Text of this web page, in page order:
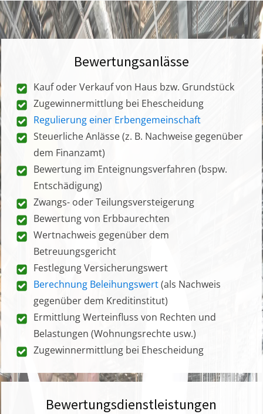
Bewertungsanlässe
Kauf oder Verkauf von Haus bzw. Grundstück
Zugewinnermittlung bei Ehescheidung
Regulierung einer Erbengemeinschaft
Steuerliche Anlässe (z. B. Nachweise gegenüber
dem Finanzamt)
Bewertung im Enteignungsverfahren (bspw.
Entschädigung)
Zwangs- oder Teilungsversteigerung
Bewertung von Erbbaurechten
Wertnachweis gegenüber dem
Betreuungsgericht
Festlegung Versicherungswert
Berechnung Beleihungswert(als Nachweis
gegenüber dem Kreditinstitut)
Ermittlung Werteinfluss von Rechten und
Belastungen (Wohnungsrechte usw.)
Zugewinnermittlung bei Ehescheidung
Bewertungsdienstleistungen